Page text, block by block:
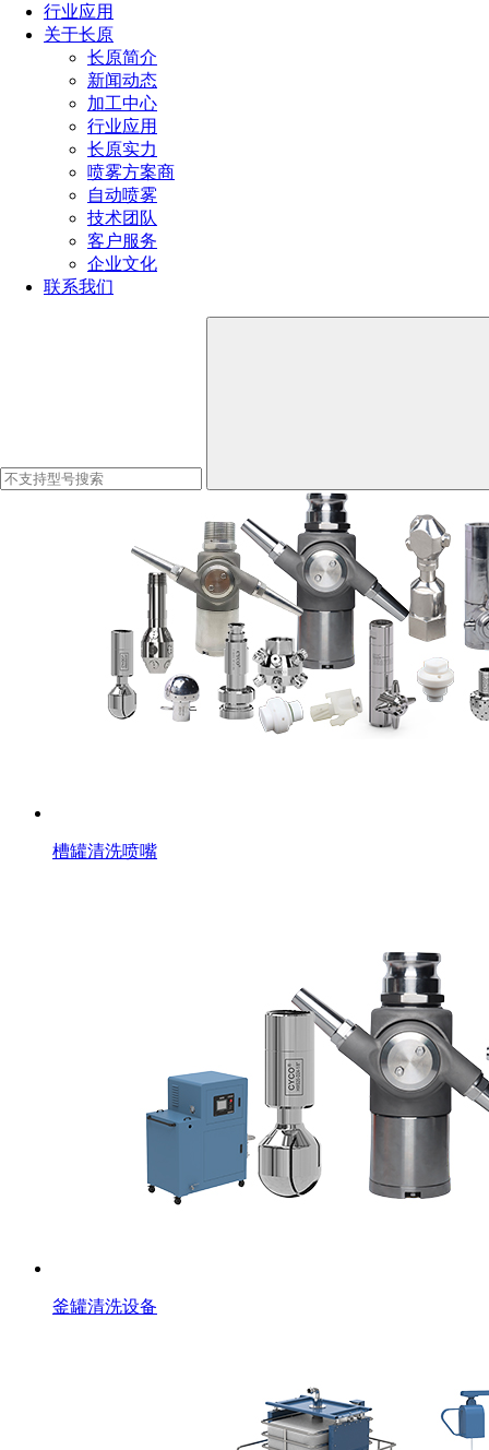
行业应用
关于长原
长原简介
新闻动态
加工中心
行业应用
长原实力
喷雾方案商
自动喷雾
技术团队
客户服务
企业文化
联系我们
热门文章
喷嘴规格型号参数（附：选择合适喷嘴的4个小技巧）
喷嘴的规格和型号选择方法（超详细喷嘴选型方法）
消防喷头型号类型及其应用大全（不同环境消防喷头的
选型技巧）
喷雾器喷头的种类有哪些型号（雾化喷头哪种效果最好
用）
喷头的种类有哪些（喷头分类全解析）
191-1929-8456
槽罐清洗喷嘴
釜罐清洗设备